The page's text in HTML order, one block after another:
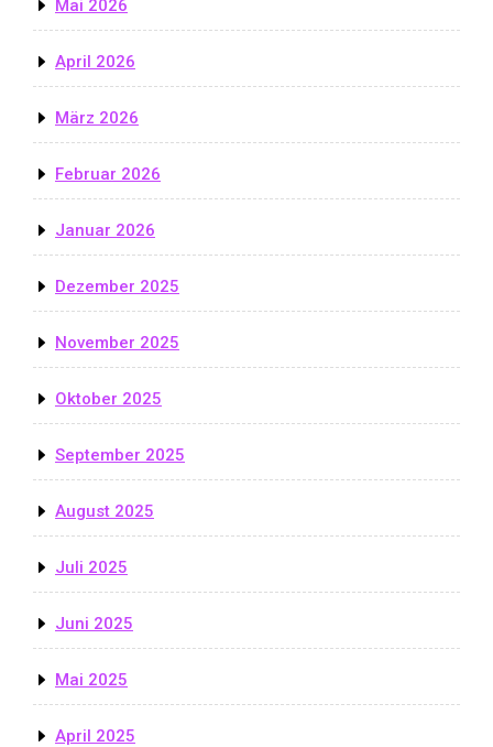
Mai 2026
April 2026
März 2026
Februar 2026
Januar 2026
Dezember 2025
November 2025
Oktober 2025
September 2025
August 2025
Juli 2025
Juni 2025
Mai 2025
April 2025